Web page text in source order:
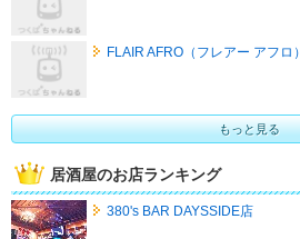
FLAIR AFRO（フレアー アフロ）
もっと見る
居酒屋のお店ランキング
380's BAR DAYSSIDE店